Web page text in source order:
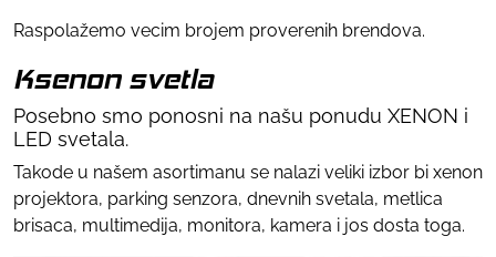
Raspolažemo vecim brojem proverenih brendova.
Ksenon svetla
Posebno smo ponosni na našu ponudu XENON i
LED svetala.
Takode u našem asortimanu se nalazi veliki izbor bi xenon
projektora, parking senzora, dnevnih svetala, metlica
brisaca, multimedija, monitora, kamera i jos dosta toga.